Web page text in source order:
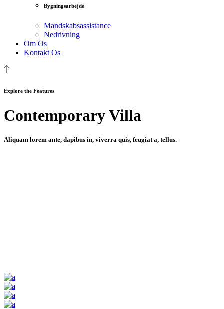
Bygningsarbejde
Mandskabsassistance
Nedrivning
Om Os
Kontakt Os
Explore the Features
Contemporary Villa
Aliquam lorem ante, dapibus in, viverra quis, feugiat a, tellus.